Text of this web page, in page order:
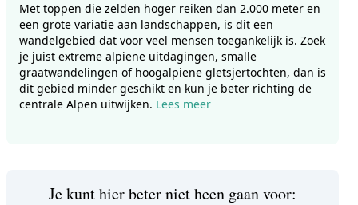
Met toppen die zelden hoger reiken dan 2.000 meter en
een grote variatie aan landschappen, is dit een
wandelgebied dat voor veel mensen toegankelijk is. Zoek
je juist extreme alpiene uitdagingen, smalle
graatwandelingen of hoogalpiene gletsjertochten, dan is
dit gebied minder geschikt en kun je beter richting de
centrale Alpen uitwijken. Lees meer
Je kunt hier beter niet heen gaan voor: